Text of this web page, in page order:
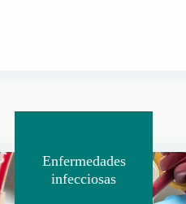
Enfermedades
infecciosas